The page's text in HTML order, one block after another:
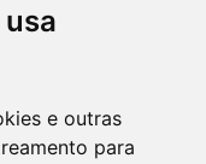
e outras
para